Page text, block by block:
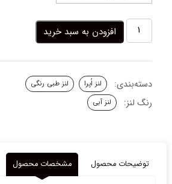
لنز
مشکی
مالاگا
اپرا
عدد
افزودن به سبد خرید
دسته‌بندی: لنز اُپرا لنز طبی رنگی
رنگ لنز: لنز آبی
توضیحات محصول مشخصات محصول